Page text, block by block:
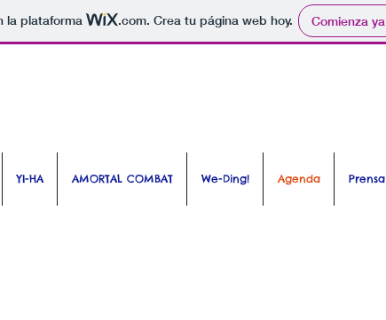
la plataforma .com. Crea tu página web hoy. Comienza ya
YI-HA AMORTAL COMBAT We-Ding! Agenda Prensa